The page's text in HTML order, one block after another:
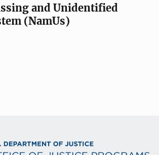
and Unidentified
(NamUs)